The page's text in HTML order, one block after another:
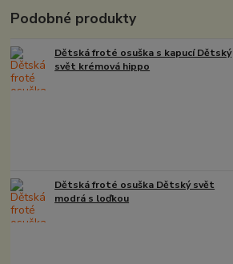
Podobné produkty
Dětská froté osuška s kapucí Dětský
svět krémová hippo
Dětská froté osuška Dětský svět
modrá s loďkou